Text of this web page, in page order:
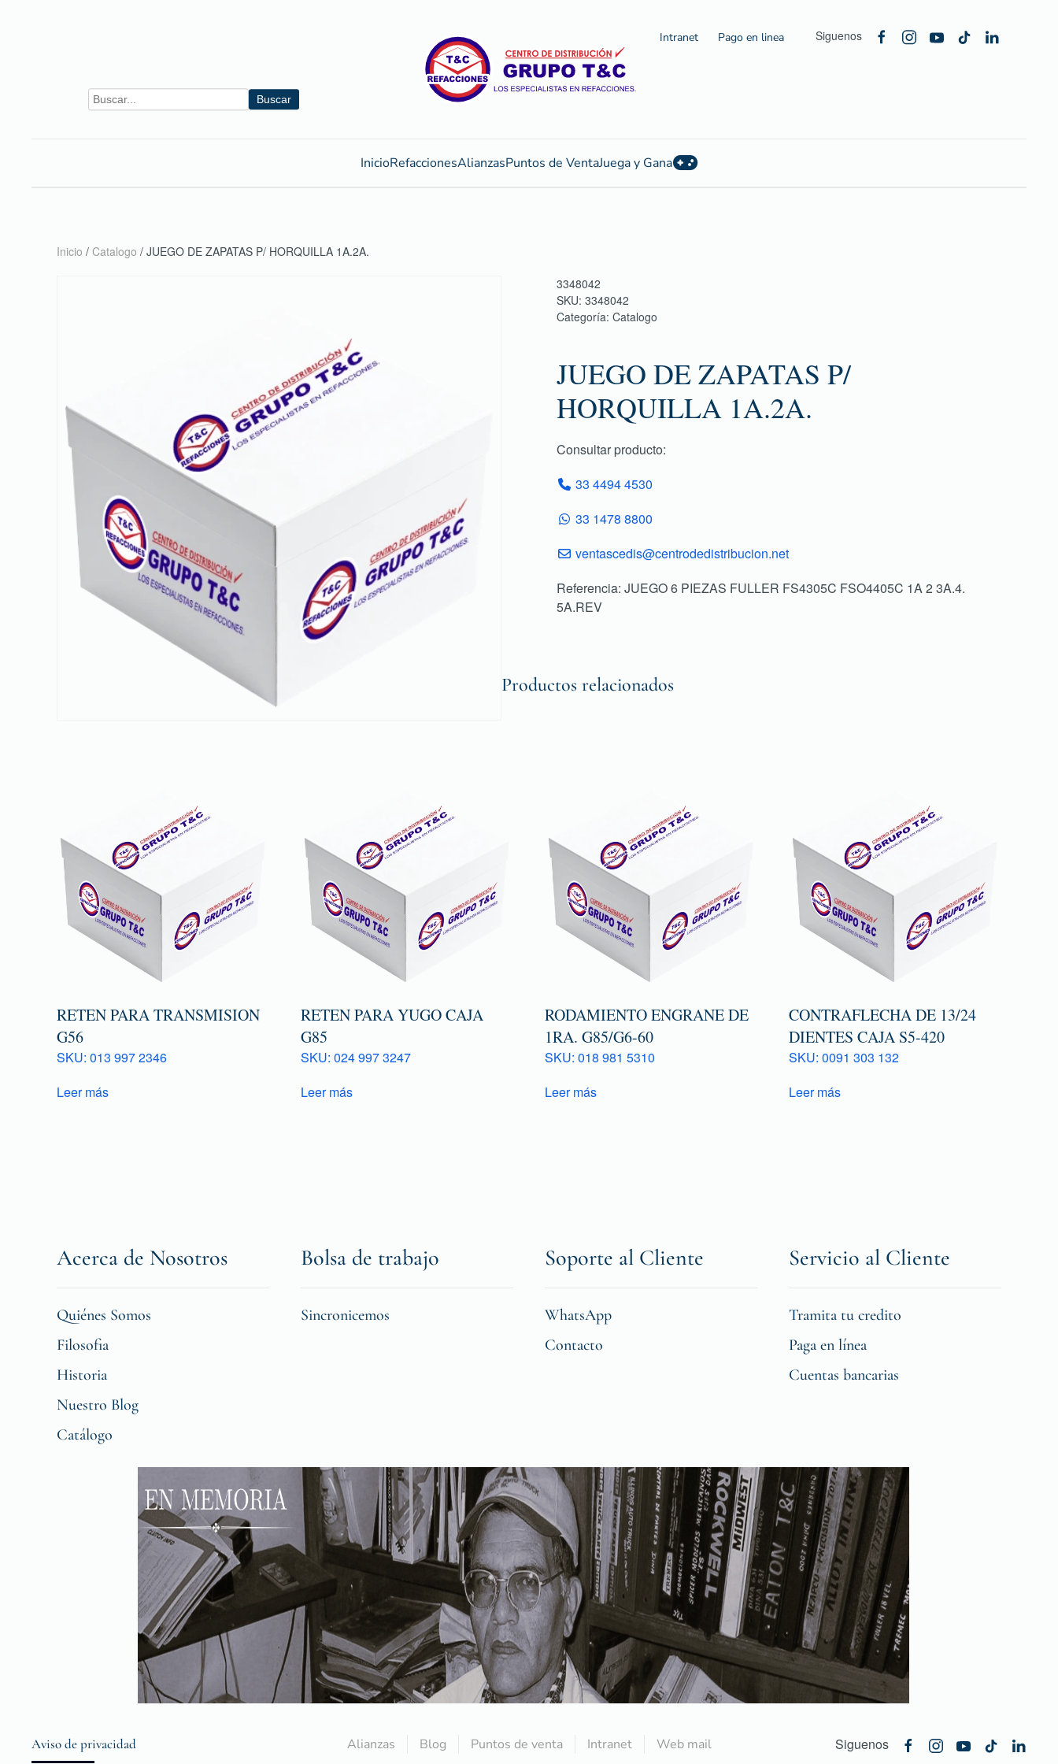
Buscar
Intranet Pago en linea Siguenos
InicioRefaccionesAlianzasPuntos de VentaJuega y Gana
Inicio / Catalogo / JUEGO DE ZAPATAS P/ HORQUILLA 1A.2A.
3348042
SKU: 3348042
Categoría: Catalogo
JUEGO DE ZAPATAS P/
HORQUILLA 1A.2A.
Consultar producto:
33 4494 4530
33 1478 8800
ventascedis@centrodedistribucion.net
Referencia: JUEGO 6 PIEZAS FULLER FS4305C FSO4405C 1A 2 3A.4.
5A.REV
Productos relacionados
RETEN PARA TRANSMISION
G56
SKU: 013 997 2346
Leer más
RETEN PARA YUGO CAJA
G85
SKU: 024 997 3247
Leer más
RODAMIENTO ENGRANE DE
1RA. G85/G6-60
SKU: 018 981 5310
Leer más
CONTRAFLECHA DE 13/24
DIENTES CAJA S5-420
SKU: 0091 303 132
Leer más
Acerca de Nosotros
Quiénes Somos
Filosofia
Historia
Nuestro Blog
Catálogo
Bolsa de trabajo
Sincronicemos
Soporte al Cliente
WhatsApp
Contacto
Servicio al Cliente
Tramita tu credito
Paga en línea
Cuentas bancarias
Aviso de privacidad Alianzas Blog Puntos de venta Intranet Web mail Siguenos